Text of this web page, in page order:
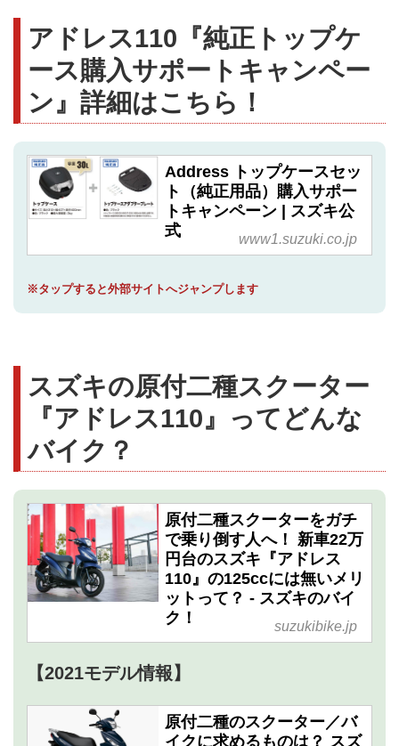
アドレス110『純正トップケ
ース購入サポートキャンペー
ン』詳細はこちら！
Address トップケースセッ
ト（純正用品）購入サポー
トキャンペーン | スズキ公
式
www1.suzuki.co.jp
※タップすると外部サイトへジャンプします
スズキの原付二種スクーター
『アドレス110』ってどんな
バイク？
原付二種スクーターをガチ
で乗り倒す人へ！ 新車22万
円台のスズキ『アドレス
110』の125ccには無いメリ
ットって？ - スズキのバイ
ク！
suzukibike.jp
【2021モデル情報】
原付二種のスクーター／バ
イクに求めるものは？ スズ